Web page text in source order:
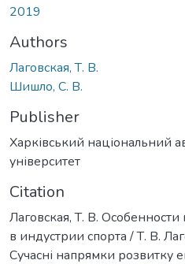
2019
Authors
Лаговская, Т. В.
Шишло, С. В.
Publisher
Харківський національний
університет
Citation
Лаговская, Т. В.
в индустрии спорта / Т. В.
Сучасні напрямки розвитку